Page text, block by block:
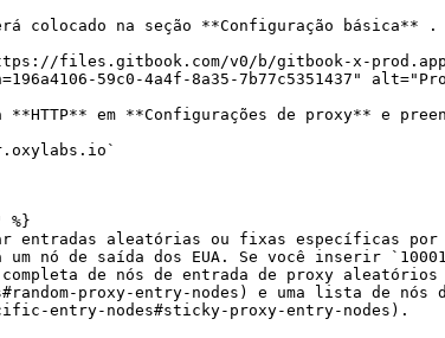
colocado na seção **Configuração básica**
files.gitbook.com/v0/b/gitbook-x-
59c0-4a4f-8a35-7b77c5351437"
em **Configurações de proxy** e
entradas aleatórias ou fixas específicas
nó de saída dos EUA. Se você inserir
de nós de entrada de proxy
proxy-entry-nodes) e uma lista de
entry-nodes#sticky-proxy-entry-nodes).